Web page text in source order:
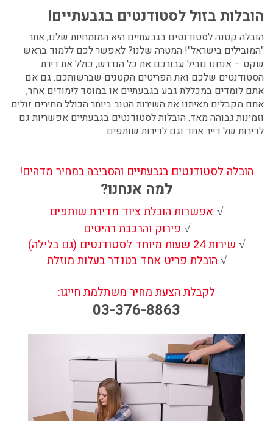
הובלות בזול לסטודנטים בגבעתיים!
הובלה קטנה לסטודנטים בגבעתיים היא המומחיות שלנו, אתר
"המובילים בישראל"! המטרה שלנו? לאפשר לכם ללמוד בראש
שקט – אנחנו נוביל עבורכם את כל הנדרש, כולל את דירת
הסטודנטים שלכם ואת הפריטים הקטנים שברשותכם. גם אם
אתם לומדים במכללת גבע בגבעתיים או במוסד לימודים אחר,
אתם מקבלים מאיתנו את השירות הטוב ביותר הכולל מחירים זולים
וזמינות גבוהה מאד. הובלות לסטודנטים בגבעתיים אפשריות גם
לדירות של דייר אחד וגם לדירות שותפים.
הובלה לסטודנטים בגבעתיים והסביבה במחיר מדהים!
למה אנחנו?
√ אפשרות הובלת ציוד מדירת שותפים
√ פירוק והרכבת רהיטים
√ שירות 24 שעות מיוחד לסטודנטים (גם בלילה)
√ הובלת פריט אחד בטנדר בעלות מוזלת
לקבלת הצעת מחיר משתלמת חייגו:
03-376-8863